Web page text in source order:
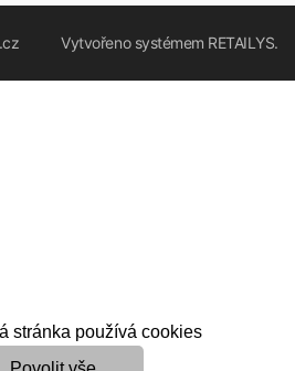
Vytvořeno systémem RETAILYS.
stránka používá cookies